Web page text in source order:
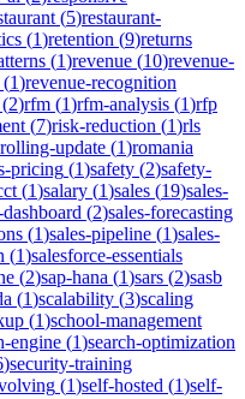
(5)restaurant-
(1)retention (9)returns
(1)revenue (10)revenue-
(1)revenue-recognition
(2)rfm (1)rfm-analysis (1)rfp
(7)risk-reduction (1)rls
rolling-update (1)romania
pricing (1)safety (2)safety-
(1)salary (1)sales (19)sales-
dashboard (2)sales-forecasting
(1)sales-pipeline (1)sales-
(1)salesforce-essentials
(2)sap-hana (1)sars (2)sasb
(1)scalability (3)scaling
(1)school-management
engine (1)search-optimization
)security-training
(1)self-hosted (1)self-